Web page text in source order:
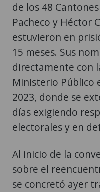
estuvieron en
15 meses. Sus
directamente con
Ministerio Público
2023, donde se
días exigiendo
electorales y en
Al inicio de la
se concretó ayer
encierro. Luis
experiencia como